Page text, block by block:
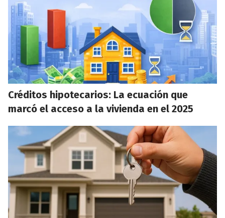
Créditos hipotecarios: La ecuación que
marcó el acceso a la vivienda en el 2025